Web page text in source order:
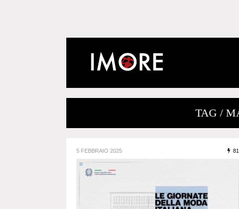
TAG /
5 FEBBRAIO 2025